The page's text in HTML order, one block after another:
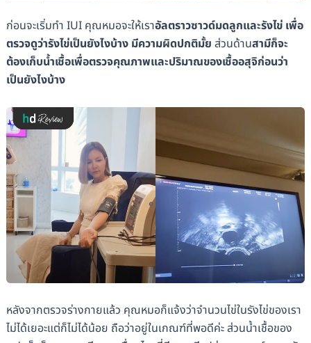
ก่อนจะเริ่มทำ IUI คุณหมอจะให้เราอัลตราวซาวด์มดลูกและรังไข่ เพื่อ
ตรวจดูว่ารังไข่เป็นยังไงบ้าง มีความผิดปกติมั้ย ส่วนด้านสามีก็จะ
ต้องเก็บน้ำเชื้อเพื่อตรวจคุณภาพและปริมาณของเชื้ออสุจิก่อนว่า
เป็นยังไงบ้าง
หลังจากตรวจร่างกายแล้ว คุณหมอก็แจ้งว่าจำนวนไข่ในรังไข่ของเรา
ไม่ได้เยอะแต่ก็ไม่ได้น้อย ถือว่าอยู่ในเกณฑ์ที่พอดีค่ะ ส่วนน้ำเชื้อของ